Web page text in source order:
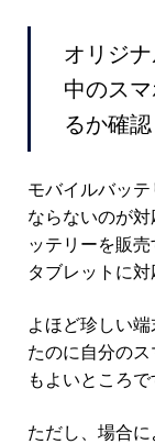
オリジ
中のス
るか確認
モバイルバッ
ならないのが
ッテリーを販
タブレットに
よほど珍しい
たのに自分の
もよいところで
ただし、場合